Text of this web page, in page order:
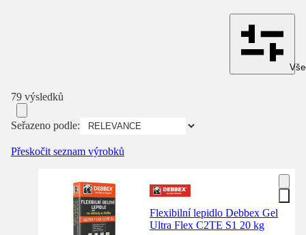
79 výsledků
Seřazeno podle:
Přeskočit seznam výrobků
Flexibilní lepidlo Debbex Gel
Ultra Flex C2TE S1 20 kg